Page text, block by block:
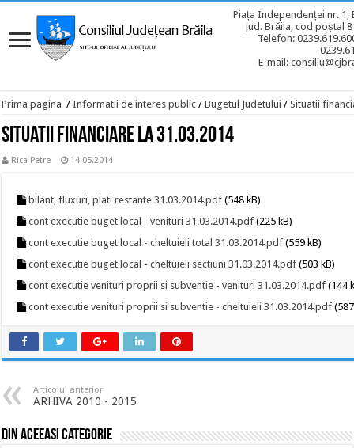
Piața Independenței nr. 1,
jud. Brăila, cod poștal
Telefon:
E-mail:
Prima pagina / Informatii de interes public / Bugetul Judetului / Situatii
Situatii financiare la 31.03.2014
Rica Petre 14.05.2014
bilant, fluxuri, plati restante 31.03.2014.pdf (548 kB)
cont executie buget local - venituri 31.03.2014.pdf (225 kB)
cont executie buget local - cheltuieli total 31.03.2014.pdf (559 kB)
cont executie buget local - cheltuieli sectiuni 31.03.2014.pdf (503 kB)
cont executie venituri proprii si subventie - venituri 31.03.2014.pdf (144
cont executie venituri proprii si subventie - cheltuieli 31.03.2014.pdf
Articolul anterior
ARHIVA 2010 - 2015
Din aceeasi categorie